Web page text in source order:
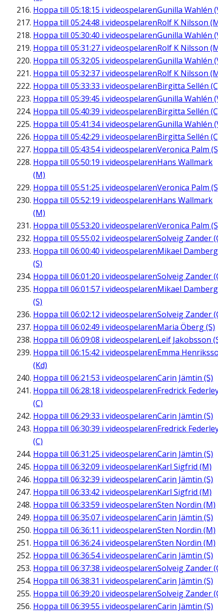
Hoppa till 05:18:15 i videospelarenGunilla Wahlén
Hoppa till 05:24:48 i videospelarenRolf K Nilsson
Hoppa till 05:30:40 i videospelarenGunilla Wahlén
Hoppa till 05:31:27 i videospelarenRolf K Nilsson
Hoppa till 05:32:05 i videospelarenGunilla Wahlén
Hoppa till 05:32:37 i videospelarenRolf K Nilsson
Hoppa till 05:33:33 i videospelarenBirgitta Sellén
Hoppa till 05:39:45 i videospelarenGunilla Wahlén
Hoppa till 05:40:39 i videospelarenBirgitta Sellén
Hoppa till 05:41:34i videospelarenGunilla Wahlén
Hoppa till 05:42:29 i videospelarenBirgitta Sellén
Hoppa till 05:43:54i videospelarenVeronica Palm
Hoppa till 05:50:19 i videospelarenHans Wallmark
(M)
Hoppa till 05:51:25 i videospelarenVeronica Palm
Hoppa till 05:52:19 i videospelarenHans Wallmark
(M)
Hoppa till 05:53:20 i videospelarenVeronica Palm
Hoppa till 05:55:02 i videospelarenSolveig Zander
Hoppa till 06:00:40 i videospelarenMikael Damberg
(S)
Hoppa till 06:01:20 i videospelarenSolveig Zander
Hoppa till 06:01:57 i videospelarenMikael Damberg
(S)
Hoppa till 06:02:12 i videospelarenSolveig Zander
Hoppa till 06:02:49 i videospelarenMaria Öberg (S)
Hoppa till 06:09:08 i videospelarenLeif Jakobsson
Hoppa till 06:15:42 i videospelarenEmma
(Kd)
Hoppa till 06:21:53 i videospelarenCarin Jämtin (S)
Hoppa till 06:28:18 i videospelarenFredrick
(C)
Hoppa till 06:29:33 i videospelarenCarin Jämtin (S)
Hoppa till 06:30:39 i videospelarenFredrick
(C)
Hoppa till 06:31:25 i videospelarenCarin Jämtin (S)
Hoppa till 06:32:09 i videospelarenKarl Sigfrid (M)
Hoppa till 06:32:39 i videospelarenCarin Jämtin (S)
Hoppa till 06:33:42 i videospelarenKarl Sigfrid (M)
Hoppa till 06:33:59 i videospelarenSten Nordin (M)
Hoppa till 06:35:07 i videospelarenCarin Jämtin (S)
Hoppa till 06:36:11 i videospelarenSten Nordin (M)
Hoppa till 06:36:24i videospelarenSten Nordin (M)
Hoppa till 06:36:54i videospelarenCarin Jämtin (S)
Hoppa till 06:37:38 i videospelarenSolveig Zander
Hoppa till 06:38:31 i videospelarenCarin Jämtin (S)
Hoppa till 06:39:20 i videospelarenSolveig Zander
Hoppa till 06:39:55 i videospelarenCarin Jämtin (S)